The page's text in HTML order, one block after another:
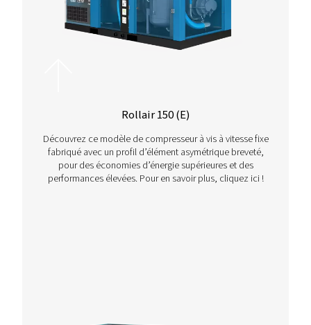
Plus de produits